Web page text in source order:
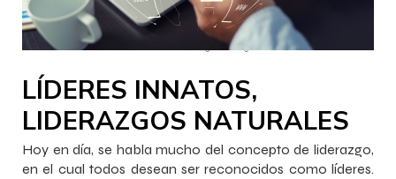
InnovaJob Chile – – 16:13
LÍDERES INNATOS,
LIDERAZGOS NATURALES
Hoy en día, se habla mucho del concepto de liderazgo,
en el cual todos desean ser reconocidos como líderes.